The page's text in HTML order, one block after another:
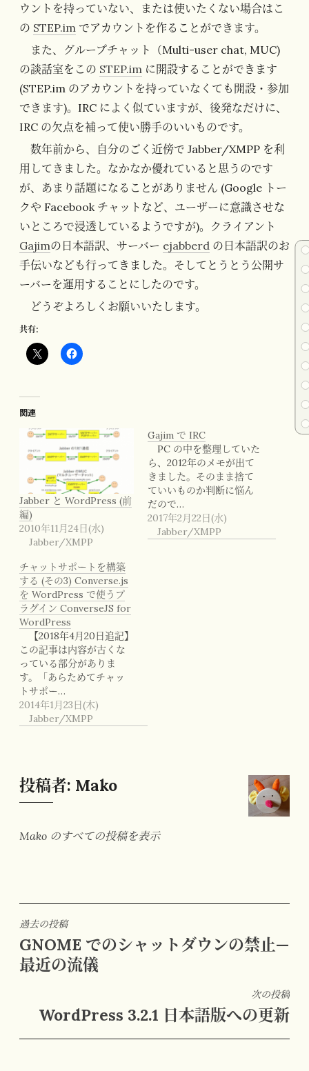
ウントを持っていない、または使いたくない場合はこ
の STEP.im でアカウントを作ることができます。
また、グループチャット（Multi-user chat, MUC)
の談話室をこの STEP.im に開設することができます
(STEP.im のアカウントを持っていなくても開設・参加
できます)。IRC によく似ていますが、後発なだけに、
IRC の欠点を補って使い勝手のいいものです。
数年前から、自分のごく近傍で Jabber/XMPP を利
用してきました。なかなか優れていると思うのです
が、あまり話題になることがありません (Google トー
クや Facebook チャットなど、ユーザーに意識させな
いところで浸透しているようですが)。クライアント
Gajimの日本語訳、サーバー ejabberd の日本語訳のお
手伝いなども行ってきました。そしてとうとう公開サ
ーバーを運用することにしたのです。
どうぞよろしくお願いいたします。
共有:
関連
Jabber と WordPress (前
編)
2010年11月24日(水)
Jabber/XMPP
Gajim で IRC
PC の中を整理していた
ら、2012年のメモが出て
きました。そのまま捨て
ていいものか判断に悩ん
だので…
2017年2月22日(水)
Jabber/XMPP
チャットサポートを構築
する (その3) Converse.js
を WordPress で使うプ
ラグイン ConverseJS for
WordPress
【2018年4月20日追記】
この記事は内容が古くな
っている部分がありま
す。「あらためてチャッ
トサポー…
2014年1月23日(木)
Jabber/XMPP
投稿者: Mako
Mako のすべての投稿を表示
投
稿
ナ
過去の投稿
GNOME でのシャットダウンの禁止—
最近の流儀
次の投稿
WordPress 3.2.1 日本語版への更新